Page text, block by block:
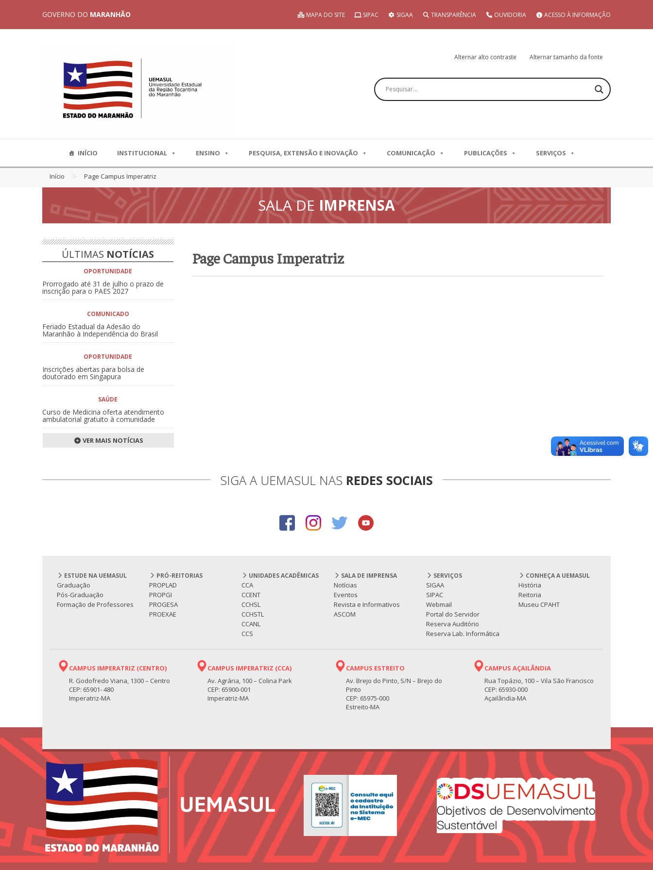
GOVERNO DO MARANHÃO MAPA DO SITE SIPAC SIGAA TRANSPARÊNCIA OUVIDORIA ACESSO À INFORMAÇÃO
Alternar alto contraste Alternar tamanho da fonte
Pesquisar
INÍCIO INSTITUCIONAL ENSINO PESQUISA, EXTENSÃO E INOVAÇÃO COMUNICAÇÃO PUBLICAÇÕES SERVIÇOS
Início > Page Campus Imperatriz
SALA DE IMPRENSA
ÚLTIMAS NOTÍCIAS
OPORTUNIDADE
Prorrogado até 31 de julho o prazo de
inscrição para o PAES 2027
COMUNICADO
Feriado Estadual da Adesão do
Maranhão à Independência do Brasil
OPORTUNIDADE
Inscrições abertas para bolsa de
doutorado em Singapura
SAÚDE
Curso de Medicina oferta atendimento
ambulatorial gratuito à comunidade
VER MAIS NOTÍCIAS
Page Campus Imperatriz
SIGA A UEMASUL NAS REDES SOCIAIS
ESTUDE NA UEMASUL
Graduação
Pós-Graduação
Formação de Professores
PRÓ-REITORIAS
PROPLAD
PROPGI
PROGESA
PROEXAE
UNIDADES ACADÊMICAS
CCA
CCENT
CCHSL
CCHSTL
CCANL
CCS
SALA DE IMPRENSA
Notícias
Eventos
Revista e Informativos
ASCOM
SERVIÇOS
SIGAA
SIPAC
Webmail
Portal do Servidor
Reserva Auditório
Reserva Lab. Informática
CONHEÇA A UEMASUL
História
Reitoria
Museu CPAHT
CAMPUS IMPERATRIZ (CENTRO)
R. Godofredo Viana, 1300 – Centro
CEP: 65901- 480
Imperatriz-MA
CAMPUS IMPERATRIZ (CCA)
Av. Agrária, 100 – Colina Park
CEP: 65900-001
Imperatriz-MA
CAMPUS ESTREITO
Av. Brejo do Pinto, S/N – Brejo do
Pinto
CEP: 65975-000
Estreito-MA
CAMPUS AÇAILÂNDIA
Rua Topázio, 100 – Vila São Francisco
CEP: 65930-000
Açailândia-MA